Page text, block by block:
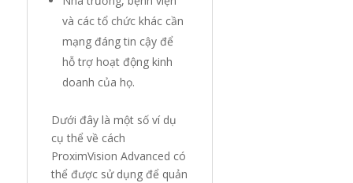
và các tổ chức khác cần
mạng đáng tin cậy để
hỗ trợ hoạt động kinh
doanh của họ.
Dưới đây là một số ví dụ
cụ thể về cách
ProximVision Advanced có
thể được sử dụng để quản